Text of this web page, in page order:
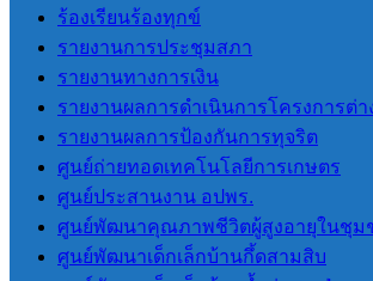
ร้องเรียนร้องทุกข์
รายงานการประชุมสภา
รายงานทางการเงิน
รายงานผลการดำเนินการโครงการต่
รายงานผลการป้องกันการทุจริต
ศูนย์ถ่ายทอดเทคโนโลยีการเกษตร
ศูนย์ประสานงาน อปพร.
ศูนย์พัฒนาคุณภาพชีวิตผู้สูงอายุในชุม
ศูนย์พัฒนาเด็กเล็กบ้านกึ้ดสามสิบ